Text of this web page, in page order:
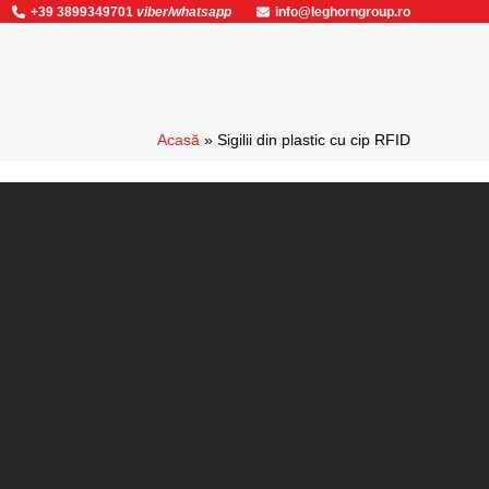
+39 3899349701 viber/whatsapp info@leghorngroup.ro
Acasă » Sigilii din plastic cu cip RFID